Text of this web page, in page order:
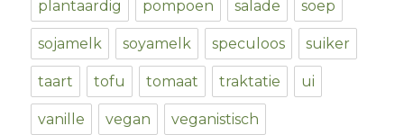
plantaardig pompoen salade soep
sojamelk soyamelk speculoos suiker
taart tofu tomaat traktatie ui
vanille vegan veganistisch